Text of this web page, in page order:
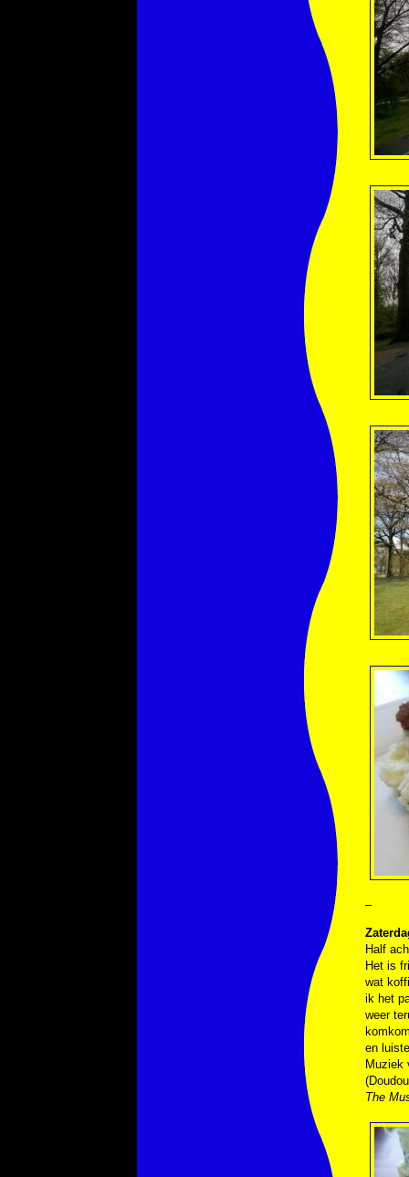
–
Half
Het is
wat
ik het
weer
en
Muziek
The